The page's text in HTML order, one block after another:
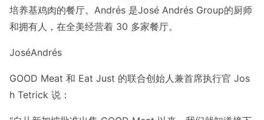
培养基鸡肉的餐厅。Andrés 是José Andrés Group的厨师
和拥有人，在全美经营着 30 多家餐厅。
JoséAndrés
GOOD Meat 和 Eat Just 的联合创始人兼首席执行官 Jos
h Tetrick 说：